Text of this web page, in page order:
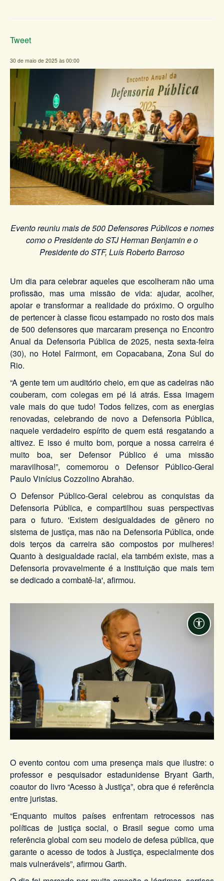
Tweet
30 de maio de 2025 às 00:00
Evento reuniu mais de 500 Defensores Públicos e nomes
como o Presidente do STJ Herman Benjamin e o
Presidente do STF, Luís Roberto Barroso
Um dia para celebrar aqueles que escolheram não uma
profissão, mas uma missão de vida: ajudar, acolher,
apoiar e transformar a realidade do próximo. O orgulho
de pertencer à classe ficou estampado no rosto dos mais
de 500 defensores que marcaram presença no Encontro
Anual da Defensoria Pública de 2025, nesta sexta-feira
(30), no Hotel Fairmont, em Copacabana, Zona Sul do
Rio.
“A gente tem um auditório cheio, em que as cadeiras não
couberam, com colegas em pé lá atrás. Essa imagem
vale mais do que tudo! Todos felizes, com as energias
renovadas, celebrando de novo a Defensoria Pública,
naquele verdadeiro espírito de quem está resgatando a
altivez. E isso é muito bom, porque a nossa carreira é
muito boa, ser Defensor Público é uma missão
maravilhosa!”, comemorou o Defensor Público-Geral
Paulo Vinícius Cozzolino Abrahão.
O Defensor Público-Geral celebrou as conquistas da
Defensoria Pública, e compartilhou suas perspectivas
para o futuro. 'Existem desigualdades de gênero no
sistema de justiça, mas não na Defensoria Pública, onde
dois terços da carreira são compostos por mulheres!
Quanto à desigualdade racial, ela também existe, mas a
Defensoria provavelmente é a instituição que mais tem
se dedicado a combatê-la', afirmou.
O evento contou com uma presença mais que ilustre: o
professor e pesquisador estadunidense Bryant Garth,
coautor do livro “Acesso à Justiça”, obra que é referência
entre juristas.
“Enquanto muitos países enfrentam retrocessos nas
políticas de justiça social, o Brasil segue como uma
referência global com seu modelo de defesa pública, que
garante o acesso de todos à Justiça, especialmente dos
mais vulneráveis”, afirmou Garth.